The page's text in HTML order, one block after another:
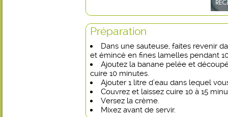
Préparation
Dans une sauteuse, faites revenir
et émincé en fines lamelles pendant
Ajoutez la banane pelée et
cuire 10 minutes.
Ajouter 1 litre d’eau dans lequel
Couvrez et laissez cuire 10 à 15
Versez la crème.
Mixez avant de servir.